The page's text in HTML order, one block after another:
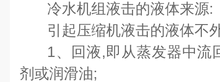
冷水机组液击的液体来源:
引起压缩机液击的液体不
1、回液,即从蒸发器中流
剂或润滑油;